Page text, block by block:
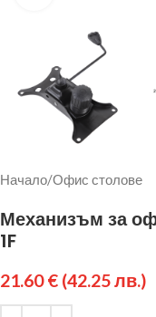
Начало/Офис столове
Механизъм за
1F
21.60€ (42.25 лв.)